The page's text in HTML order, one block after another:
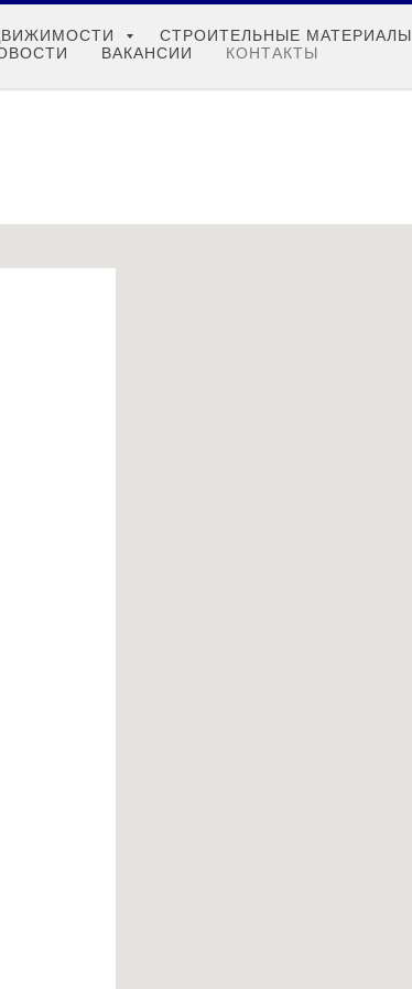
СТРОИТЕЛЬНЫЕ МАТЕРИАЛЫ
ВАКАНСИИ КОНТАКТЫ